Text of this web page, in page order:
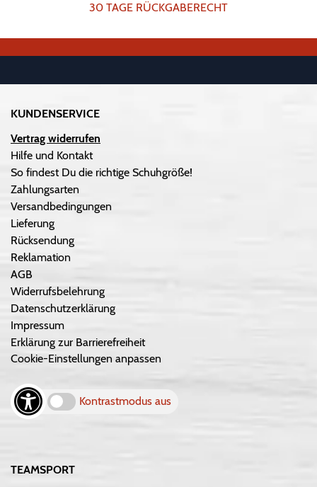
30 TAGE RÜCKGABERECHT
KUNDENSERVICE
Vertrag widerrufen
Hilfe und Kontakt
So findest Du die richtige Schuhgröße!
Zahlungsarten
Versandbedingungen
Lieferung
Rücksendung
Reklamation
AGB
Widerrufsbelehrung
Datenschutzerklärung
Impressum
Erklärung zur Barrierefreiheit
Cookie-Einstellungen anpassen
Kontrastmodus aus
TEAMSPORT